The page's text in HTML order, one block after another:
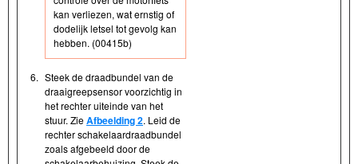
kan verliezen, wat ernstig of
dodelijk letsel tot gevolg kan
hebben. (00415b)
6. Steek de draadbundel van de
draaigreepsensor voorzichtig in
het rechter uiteinde van het
stuur. ZieAfbeelding 2. Leid de
rechter schakelaardraadbundel
zoals afgebeeld door de